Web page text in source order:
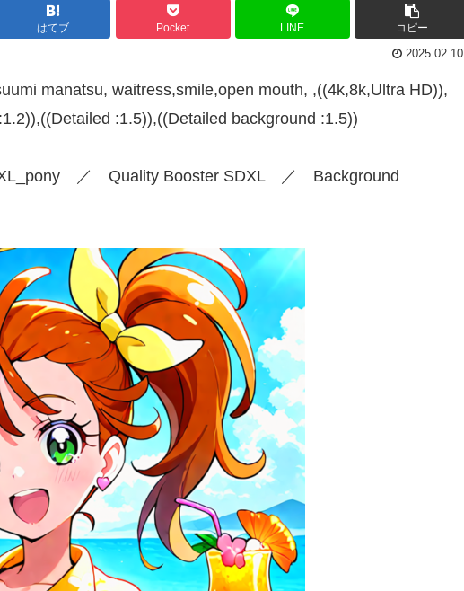
はてブ Pocket LINE コピー
2025.02.10
manatsu, waitress,smile,open mouth, ,((4k,8k,Ultra HD)),
:1.5)),((Detailed background :1.5))
／ Quality Booster SDXL ／ Background